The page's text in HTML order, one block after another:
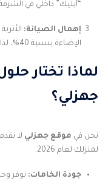
“أبليك” داخلي في
إهمال الصيانة:
الإضاءة بنسبة 40%، لذا يجب تنظيف الوحدات دورياً.
لماذا تختار
جهزلي؟
نحن في موقع جهزلي لا
لمنزلك لعام 2026.
جودة الخامات: نوفر